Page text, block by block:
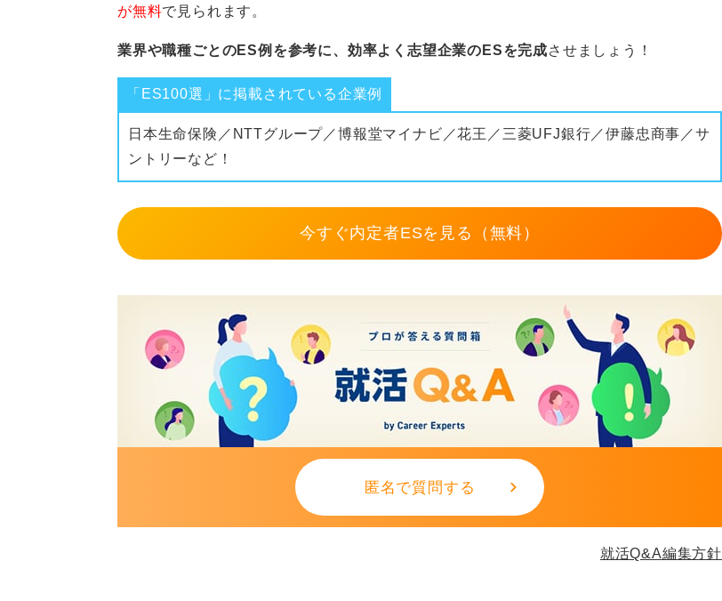
が無料で見られます。
業界や職種ごとのES例を参考に、効率よく志望企業のESを完成させましょう！
「ES100選」に掲載されている企業例
日本生命保険／NTTグループ／博報堂マイナビ／花王／三菱UFJ銀行／伊藤忠商事／サ
ントリーなど！
今すぐ内定者ESを見る（無料）
匿名で質問する
就活Q&A編集方針